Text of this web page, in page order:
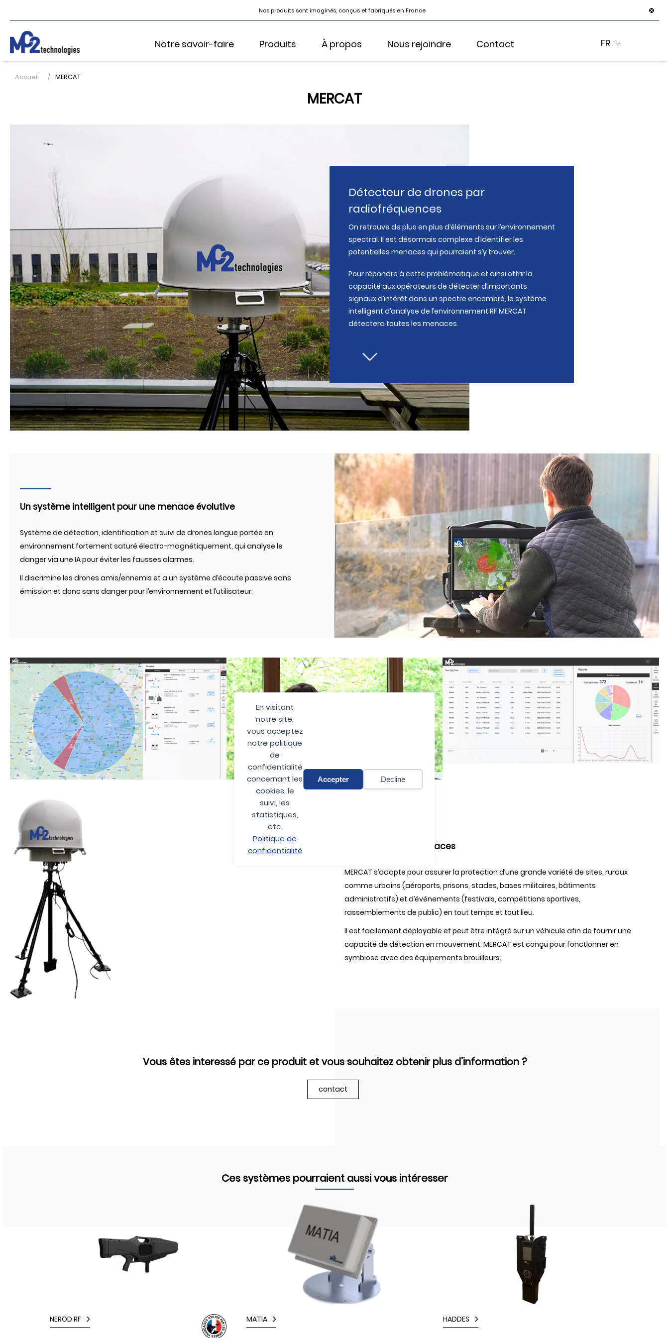
En visitant
notre site,
vous acceptez
notre politique
de
confidentialité
concernant les
cookies, le
suivi, les
statistiques,
etc.
Politique de
confidentialité
Accepter Decline
Nos produits sont imaginés, conçus et fabriqués en France
Notre savoir-faire Produits À propos Nous rejoindre Contact FR
Accueil MERCAT
MERCAT
Détecteur de drones par
radiofréquences
On retrouve de plus en plus d’éléments sur l’environnement
spectral. Il est désormais complexe d’identifier les
potentielles menaces qui pourraient s’y trouver.
Pour répondre à cette problématique et ainsi offrir la
capacité aux opérateurs de détecter d’importants
signaux d’intérêt dans un spectre encombré, le système
intelligent d’analyse de l’environnement RF MERCAT
détectera toutes les menaces.
Un système intelligent pour une menace évolutive
Système de détection, identification et suivi de drones longue portée en
environnement fortement saturé électro-magnétiquement, qui analyse le
danger via une IA pour éviter les fausses alarmes.
Il discrimine les drones amis/ennemis et a un système d’écoute passive sans
émission et donc sans danger pour l’environnement et l’utilisateur.
Le détecteur de menaces
MERCAT s’adapte pour assurer la protection d’une grande variété de sites, ruraux
comme urbains (aéroports, prisons, stades, bases militaires, bâtiments
administratifs) et d’événements (festivals, compétitions sportives,
rassemblements de public) en tout temps et tout lieu.
Il est facilement déployable et peut être intégré sur un véhicule afin de fournir une
capacité de détection en mouvement. MERCAT est conçu pour fonctionner en
symbiose avec des équipements brouilleurs.
Vous êtes interessé par ce produit et vous souhaitez obtenir plus d’information ?
contact
Ces systèmes pourraient aussi vous intéresser
NEROD RF MATIA HADDES